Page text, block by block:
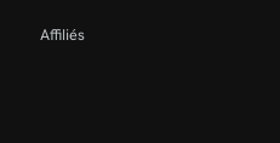
Affiliés